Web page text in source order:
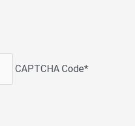
CAPTCHA Code*